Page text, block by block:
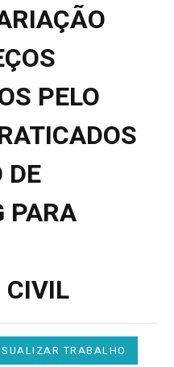
PELO
DE
PARA
CIVIL
TRABALHO